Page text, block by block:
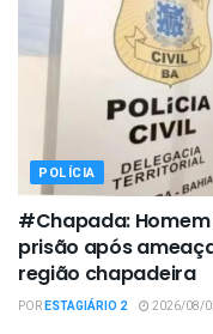
POLÍCIA
#Chapada:
prisão após
região chapadeira
PORESTAGIÁRIO 2 2026/08/